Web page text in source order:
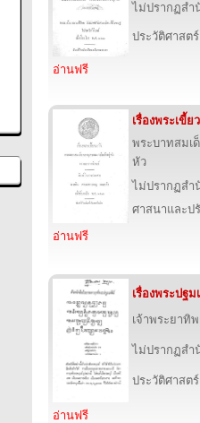
ไม่ปรากฏส
ประวัติศาสต
อ่านฟรี
เรื่องพระเขี้ย
พระบาทสมเ
หัว
ไม่ปรากฏส
ศาสนาและป
อ่านฟรี
เรื่องพระปฐม
เจ้าพระยาทิ
ไม่ปรากฏส
ประวัติศาสต
อ่านฟรี